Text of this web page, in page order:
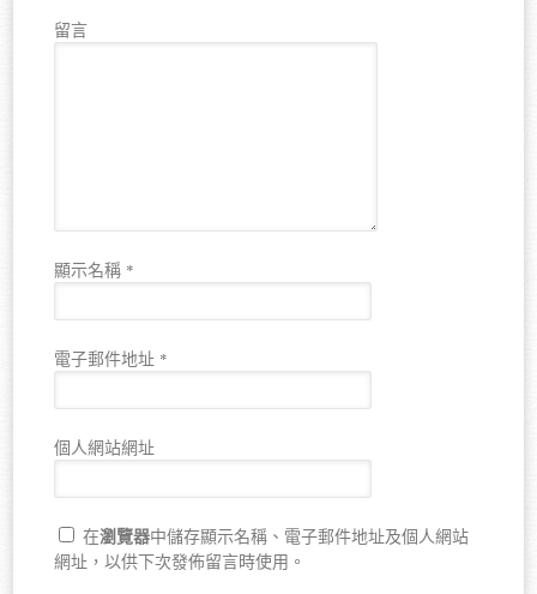
留言
顯示名稱 *
電子郵件地址 *
個人網站網址
在瀏覽器中儲存顯示名稱、電子郵件地址及個人網站
網址，以供下次發佈留言時使用。